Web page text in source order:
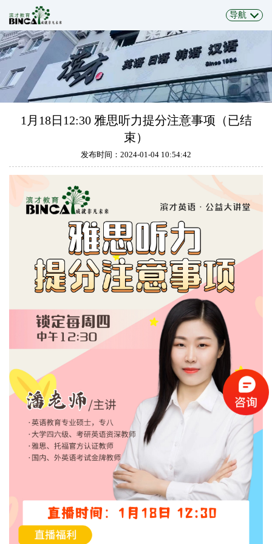
导航
1月18日12:30 雅思听力提分注意事项（已结
束）
发布时间：2024-01-04 10:54:42